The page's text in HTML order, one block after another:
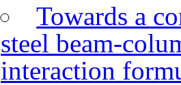
Towards a
steel beam-
interaction